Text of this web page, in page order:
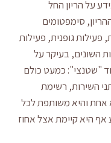
על הריון החל
סימפטומים
גופנית, פעילות
השונים, בעיקר על
"שטנצי": כמעט כולם
השירות, רשימת
אחת והיא משותפת לכל
אף היא קיימת אצל אחוז